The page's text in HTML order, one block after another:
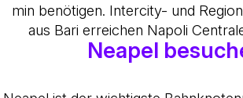
min benötigen. Intercity- und
aus Bari erreichen Napoli
Neapel